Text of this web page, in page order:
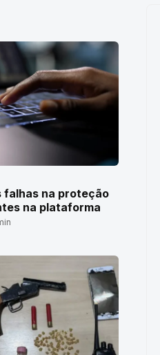
falhas na proteção
na plataforma